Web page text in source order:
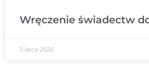
Wręczenie świadectw
3 lipca 2026